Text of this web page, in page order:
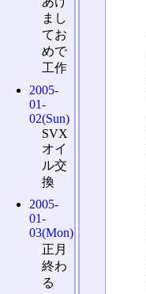
まし
てお
めで
工作
2005-
01-
02(Sun)
SVX
オイ
ル交
換
2005-
01-
03(Mon)
正月
終わ
る